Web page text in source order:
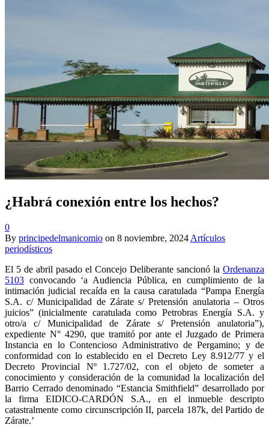
¿Habrá conexión entre los hechos?
0
By principedelmanicomio on 8 noviembre, 2024 Artículos
periodísticos
El 5 de abril pasado el Concejo Deliberante sancionó la Ordenanza
5103 convocando ‘a Audiencia Pública, en cumplimiento de la
intimación judicial recaída en la causa caratulada “Pampa Energía
S.A. c/ Municipalidad de Zárate s/ Pretensión anulatoria – Otros
juicios” (inicialmente caratulada como Petrobras Energía S.A. y
otro/a c/ Municipalidad de Zárate s/ Pretensión anulatoria”),
expediente N° 4290, que tramitó por ante el Juzgado de Primera
Instancia en lo Contencioso Administrativo de Pergamino; y de
conformidad con lo establecido en el Decreto Ley 8.912/77 y el
Decreto Provincial Nº 1.727/02, con el objeto de someter a
conocimiento y consideración de la comunidad la localización del
Barrio Cerrado denominado “Estancia Smithfield” desarrollado por
la firma EIDICO-CARDÓN S.A., en el inmueble descripto
catastralmente como circunscripción II, parcela 187k, del Partido de
Zárate.’